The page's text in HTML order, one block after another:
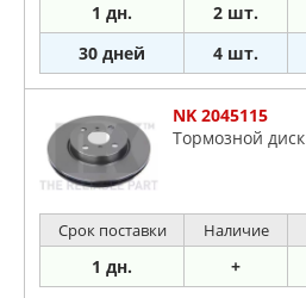
1 дн. 2 шт.
30 дней 4 шт.
NK 2045115
Тормозной диск
Срок поставки Наличие
1 дн. +